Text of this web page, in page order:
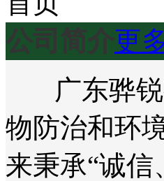
公司简介更
广东骅锐
物防治和环
来秉承“诚